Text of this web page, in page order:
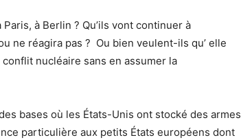
à Berlin ? Qu’ils vont continuer à
ne réagira pas ? Ou bien veulent-ils qu’ elle
conflit nucléaire sans en assumer la
bases où les États-Unis ont stocké des armes
particulière aux petits États européens dont